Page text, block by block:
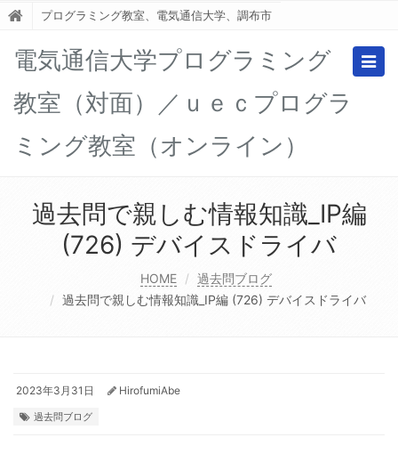
プログラミング教室、電気通信大学、調布市
電気通信大学プログラミング
教室（対面）／ｕｅｃプログラ
ミング教室（オンライン）
過去問で親しむ情報知識_IP編
(726) デバイスドライバ
HOME
過去問ブログ
過去問で親しむ情報知識_IP編 (726) デバイスドライバ
2023年3月31日 HirofumiAbe
過去問ブログ